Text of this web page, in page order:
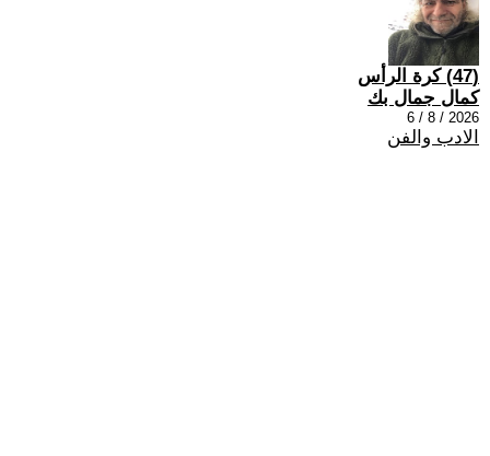
(47) كرة الرأس
كمال جمال بك
2026 / 8 / 6
الادب والفن